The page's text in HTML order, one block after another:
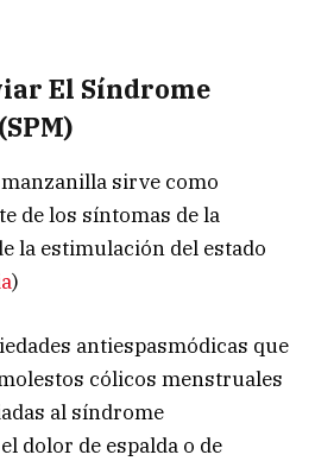
El Síndrome
sirve como
de los síntomas de la
la estimulación del estado
)
antiespasmódicas que
cólicos menstruales
al síndrome
dolor de espalda o de